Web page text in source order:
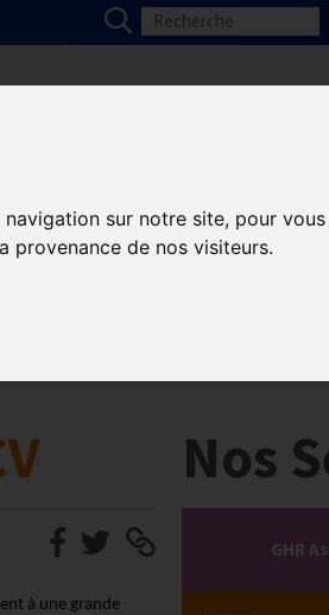
sur notre site, pour
provenance de nos visiteurs.
à une grande
Nos
GHR